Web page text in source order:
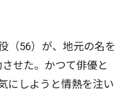
（56）が、地元の名を
せた。かつて俳優と
にしようと情熱を注い